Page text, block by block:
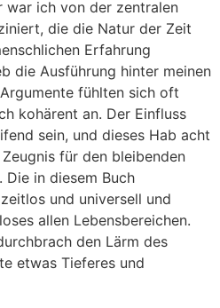
war ich von der zentralen
die die Natur der Zeit
Erfahrung
die Ausführung hinter meinen
fühlten sich oft
kohärent an. Der Einfluss
sein, und dieses Hab acht
für den bleibenden
Die in diesem Buch
und universell und
allen Lebensbereichen.
den Lärm des
etwas Tieferes und